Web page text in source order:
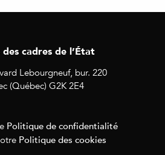
cadres de l’État
Lebourgneuf, bur. 220
(Québec) G2K 2E4
Politique de confidentialité
Politique des cookies